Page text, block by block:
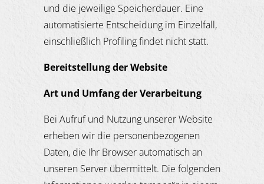
und die jeweilige Speicherdauer. Eine
automatisierte Entscheidung im Einzelfall,
einschließlich Profiling findet nicht statt.
Bereitstellung der Website
Art und Umfang der Verarbeitung
Bei Aufruf und Nutzung unserer Website
erheben wir die personenbezogenen
Daten, die Ihr Browser automatisch an
unseren Server übermittelt. Die folgenden